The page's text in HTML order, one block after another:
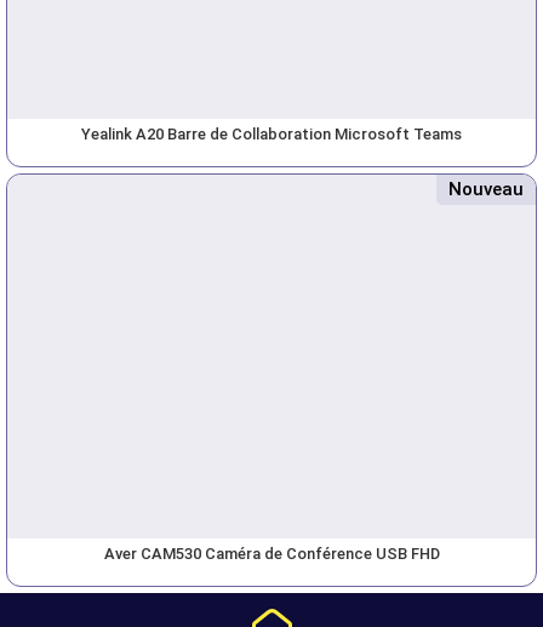
Yealink A20 Barre de Collaboration Microsoft Teams
Nouveau
Aver CAM530 Caméra de Conférence USB FHD